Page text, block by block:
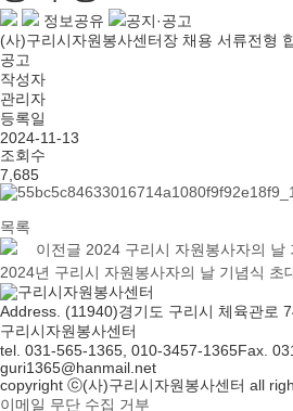
정보공유
공지·공고
(사)구리시자원봉사센터장 채용 서류전형
공고
작성자
관리자
등록일
2024-11-13
조회수
7,685
목록
이전글 2024 구리시 자원봉사자의 날
2024년 구리시 자원봉사자의 날 기념식 초
Address. (11940)경기도 구리시 체육관로
구리시자원봉사센터
tel. 031-565-1365, 010-3457-1365Fax.
guri1365@hanmail.net
copyright ⓒ(사)구리시자원봉사센터 all
이메일 무단 수집 거부